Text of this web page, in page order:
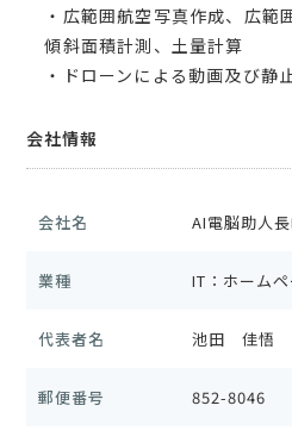
・広範囲航空写真作成、広範
傾斜面積計測、土量計算
・ドローンによる動画及び静
会社情報
会社名 AI電脳助人
業種 IT：ホーム
代表者名 池田 佳悟
郵便番号 852-8046